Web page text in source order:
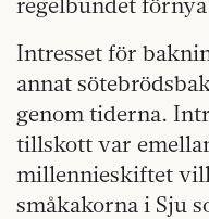
Intresset för
annat
genom tiderna.
tillskott var
millennieskiftet
småkakorna i Sju